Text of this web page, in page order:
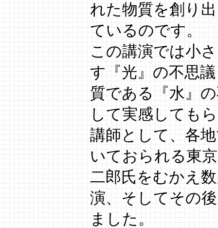
れた物質を創り
ているのです。
この講演では小
す『光』の不思
質である『水』
して実感しても
講師として、各
いておられる東
二郎氏をむかえ
演、そしてその
ました。